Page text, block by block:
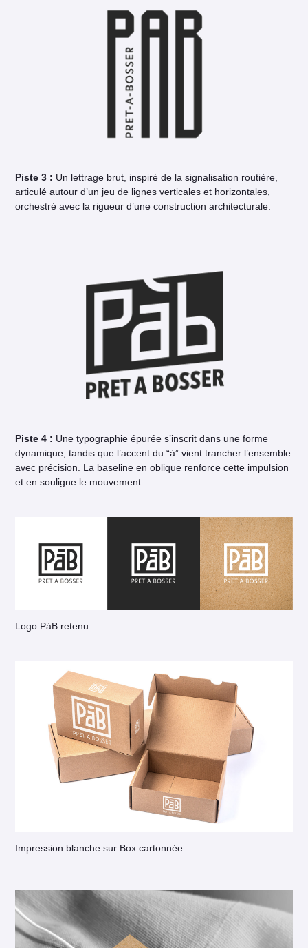
Piste 3 : Un lettrage brut, inspiré de la signalisation routière,
articulé autour d’un jeu de lignes verticales et horizontales,
orchestré avec la rigueur d’une construction architecturale.
Piste 4 : Une typographie épurée s’inscrit dans une forme
dynamique, tandis que l’accent du “à” vient trancher l’ensemble
avec précision. La baseline en oblique renforce cette impulsion
et en souligne le mouvement.
Logo PàB retenu
Impression blanche sur Box cartonnée